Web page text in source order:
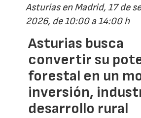
Asturias en Madrid, 17 de
2026, de 10:00 a 14:00 h
Asturias busca
convertir su
forestal en un
inversión,
desarrollo rural